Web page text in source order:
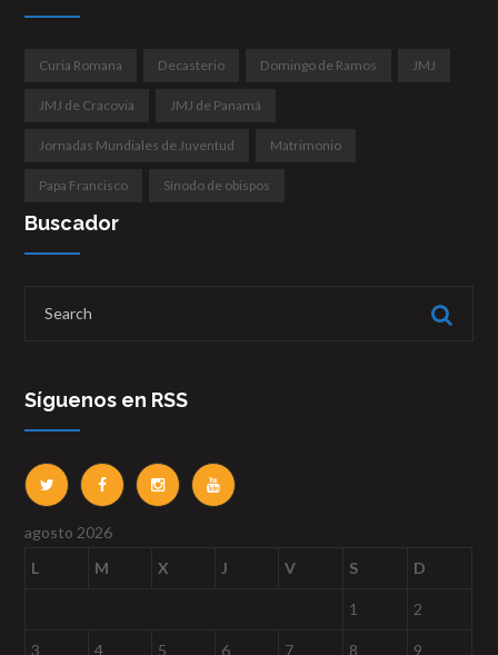
Curia Romana Decasterio Domingo de Ramos JMJ
JMJ de Cracovia JMJ de Panamá
Jornadas Mundiales de Juventud Matrimonio
Papa Francisco Sínodo de obispos
Buscador
Síguenos en RSS
agosto 2026
L
M X J V S D
1 2
3 4 5 6 7 8 9